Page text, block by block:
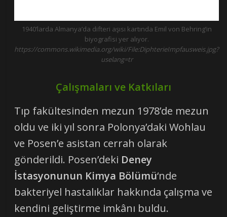
1940’larda Almanya’da difteri aşısı kartında Emil von Behring’in
biyografisi yer alıyor.
https://commons.wikimedia.org/wiki/File:DiphterieImpfausweis.jpg?
uselang=tr
Çalışmaları ve Katkıları
Tıp fakültesinden mezun 1978’de mezun
oldu ve iki yıl sonra Polonya’daki Wohlau
ve Posen’e asistan cerrah olarak
gönderildi. Posen’deki Deney
İstasyonunun Kimya Bölümü‘nde
bakteriyel hastalıklar hakkında çalışma ve
kendini geliştirme imkânı buldu.